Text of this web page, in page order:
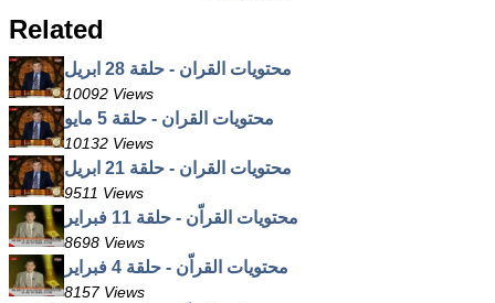
Related
محتويات القران - حلقة 28 ابريل
10092 Views
محتويات القران - حلقة 5 مايو
10132 Views
محتويات القران - حلقة 21 ابريل
9511 Views
محتويات القراّن - حلقة 11 فبراير
8698 Views
محتويات القراّن - حلقة 4 فبراير
8157 Views